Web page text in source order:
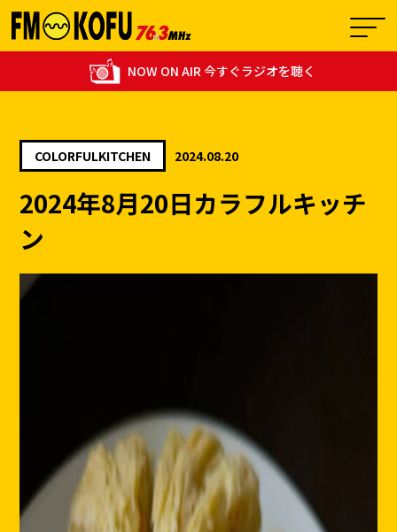
02:00 - 03:00
ビリー諸川のELVIS LIVES
NOW ON AIR 今すぐラジオを聴く
COLORFULKITCHEN 2024.08.20
2024年8月20日カラフルキッチ
ン